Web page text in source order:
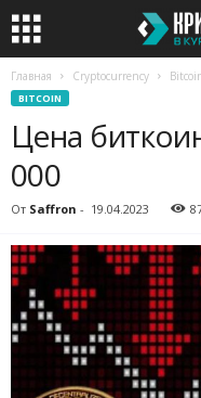
Главная Cryptocurrency
BITCOIN
Цена
000
От Saffron - 19.04.2023